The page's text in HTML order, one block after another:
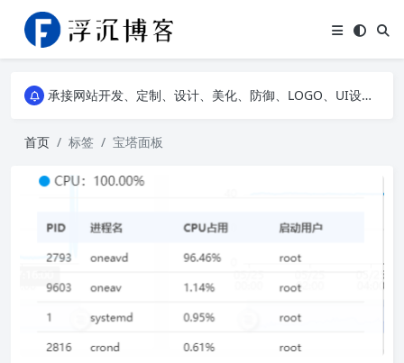
浮沉API，提供二次元动漫图片API、高清风景壁纸API、网易云热评API、精选诗集API，自建JS特效等，让您的网站随心所动不再单调~
承接网站开发、定制、设计、美化、防御、LOGO、UI设计、服务器租赁等网络业务，点我下滑可以看到部分案例展示，欢迎老板前来咨询详谈~
承接网站开发、定制、设计、美化、防御、LOGO、UI设计、服务器租赁等网络业务，点我下滑可以看到部分案例展示，欢迎老板前来咨询详谈~
首页 标签 宝塔面板